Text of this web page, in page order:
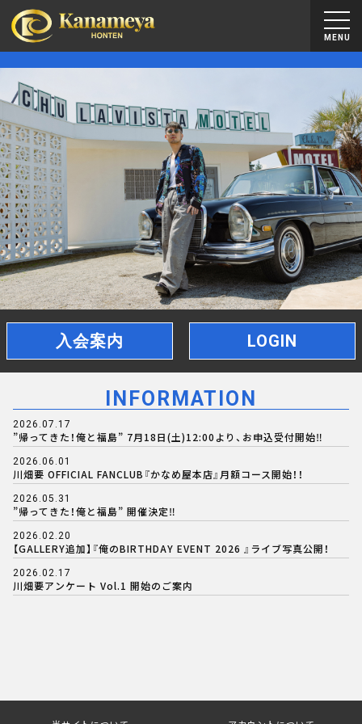
MENU
入会案内 LOGIN
INFORMATION
2026.07.17
”帰ってきた！俺と福島” 7月18日(土)12:00より、お申込受付開始‼️
2026.06.01
川畑要 OFFICIAL FANCLUB『かなめ屋本店』月額コース開始！！
2026.05.31
”帰ってきた！俺と福島” 開催決定‼️
2026.02.20
【GALLERY追加】『俺のBIRTHDAY EVENT 2026 』ライブ写真公開！
2026.02.17
川畑要アンケート Vol.1 開始のご案内